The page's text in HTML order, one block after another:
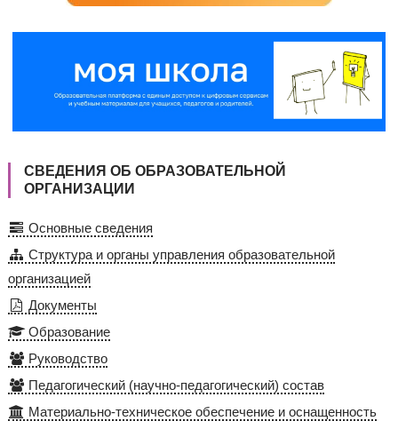
СВЕДЕНИЯ ОБ ОБРАЗОВАТЕЛЬНОЙ
ОРГАНИЗАЦИИ
Основные сведения
Структура и органы управления образовательной
организацией
Документы
Образование
Руководство
Педагогический (научно-педагогический) состав
Материально-техническое обеспечение и оснащенность